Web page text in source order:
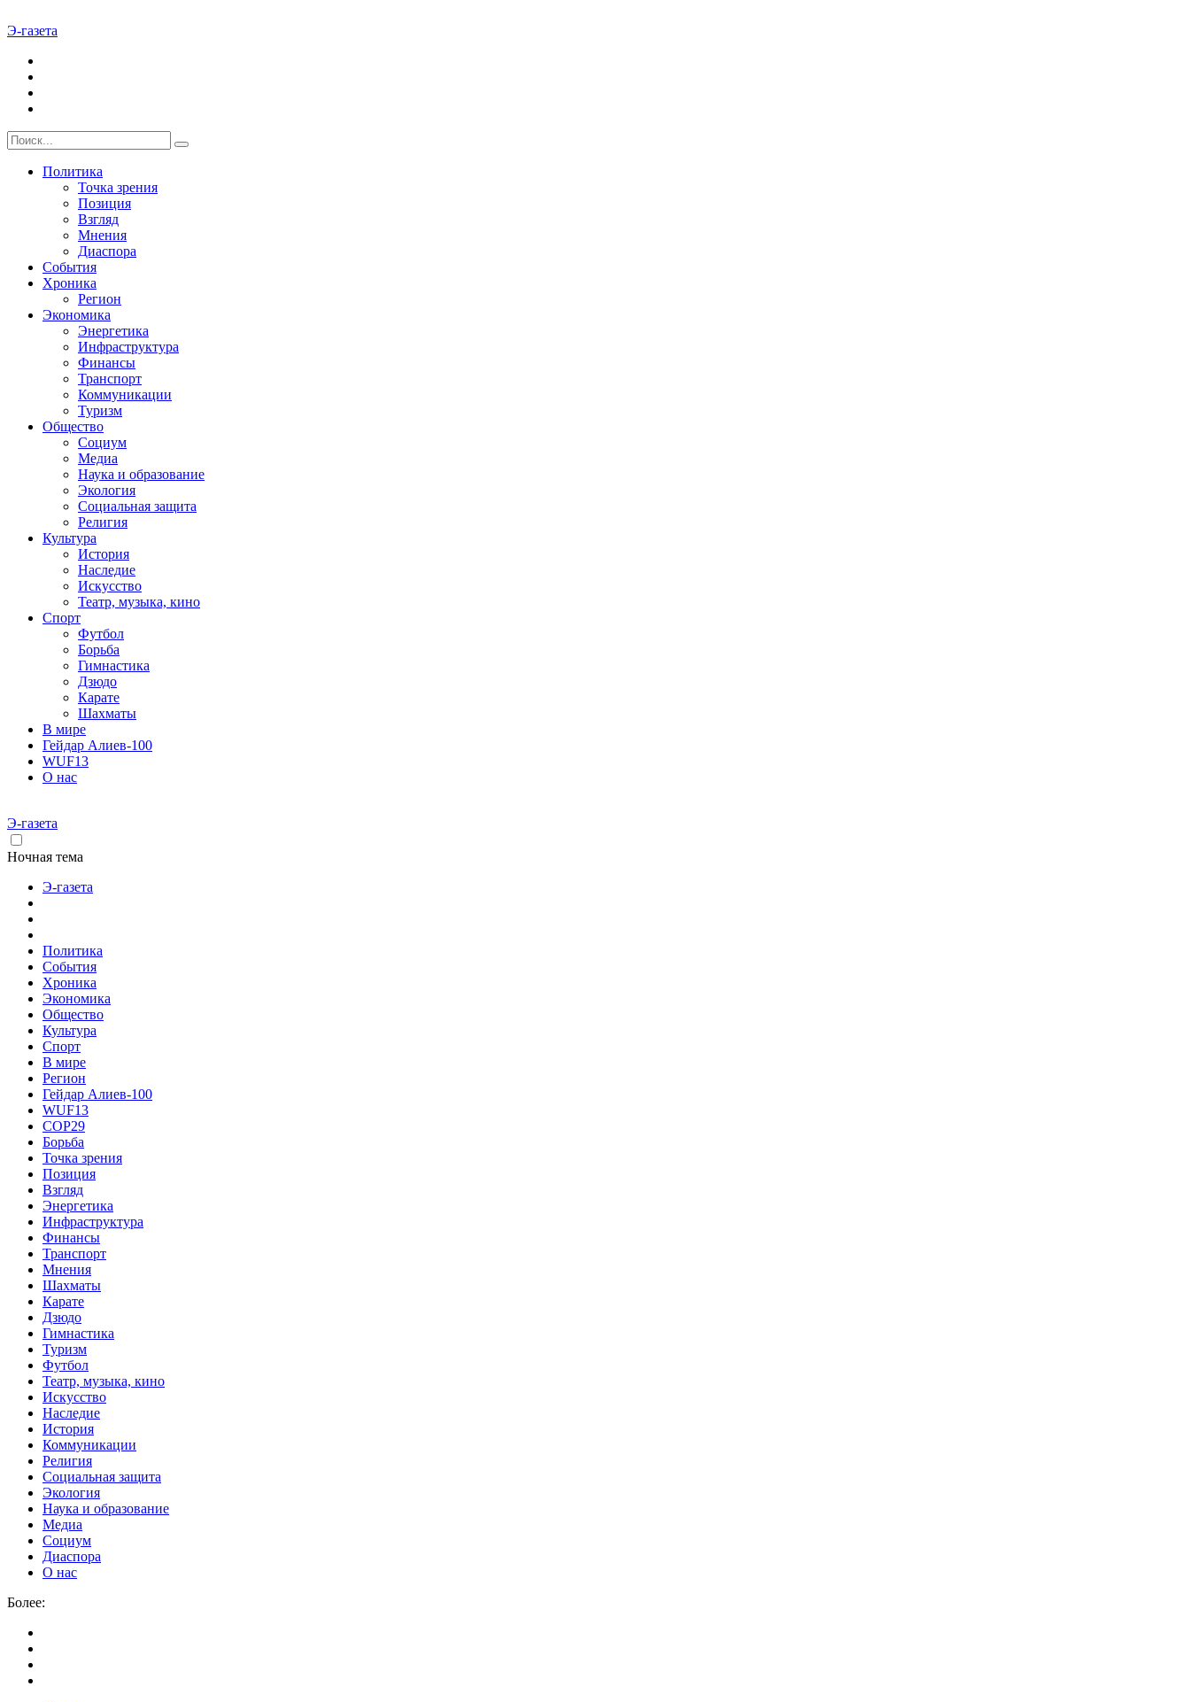
Э-газета
Политика
Точка зрения
Позиция
Взгляд
Мнения
Диаспора
События
Хроника
Регион
Экономика
Энергетика
Инфраструктура
Финансы
Транспорт
Коммуникации
Туризм
Общество
Социум
Медиа
Наука и образование
Экология
Социальная защита
Религия
Культура
История
Наследие
Искусство
Театр, музыка, кино
Спорт
Футбол
Борьба
Гимнастика
Дзюдо
Карате
Шахматы
В мире
Гейдар Алиев-100
WUF13
О нас
Э-газета
Ночная тема
Э-газета
Политика
События
Хроника
Экономика
Общество
Культура
Спорт
В мире
Регион
Гейдар Алиев-100
WUF13
COP29
Борьба
Точка зрения
Позиция
Взгляд
Энергетика
Инфраструктура
Финансы
Транспорт
Мнения
Шахматы
Карате
Дзюдо
Гимнастика
Туризм
Футбол
Театр, музыка, кино
Искусство
Наследие
История
Коммуникации
Религия
Социальная защита
Экология
Наука и образование
Медиа
Социум
Диаспора
О нас
Более: